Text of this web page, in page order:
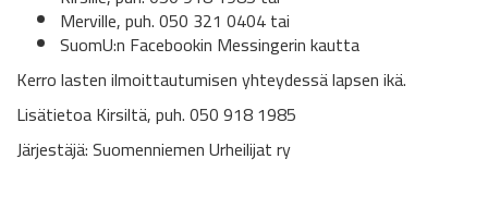
Merville, puh. 050 321 0404 tai
SuomU:n Facebookin Messingerin kautta
Kerro lasten ilmoittautumisen yhteydessä lapsen ikä.
Lisätietoa Kirsiltä, puh. 050 918 1985
Järjestäjä: Suomenniemen Urheilijat ry